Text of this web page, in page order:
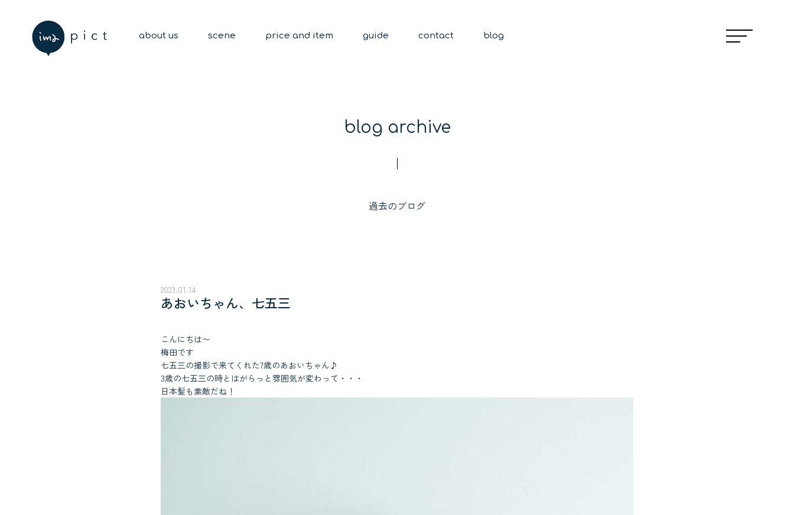
about us scene price and item guide contact blog
blog archive
過去のブログ
2023.01.14
あおいちゃん、七五三
こんにちは〜
梅田です
七五三の撮影で来てくれた7歳のあおいちゃん♪
3歳の七五三の時とはがらっと雰囲気が変わって・・・
日本髪も素敵だね！